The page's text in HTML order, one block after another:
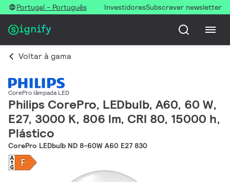
Portugal - Português InvestidoresSubscrever newsletter
Voltar à gama
CorePro lâmpada LED
Philips CorePro, LEDbulb, A60, 60 W,
E27, 3000 K, 806 lm, CRI 80, 15000 h,
Plástico
CorePro LEDbulb ND 8-60W A60 E27 830